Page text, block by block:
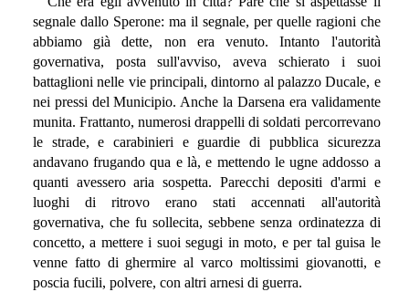
segnale dallo Sperone: ma il segnale, per quelle ragioni che
abbiamo già dette, non era venuto. Intanto l'autorità
governativa, posta sull'avviso, aveva schierato i suoi
battaglioni nelle vie principali, dintorno al palazzo Ducale, e
nei pressi del Municipio. Anche la Darsena era validamente
munita. Frattanto, numerosi drappelli di soldati percorrevano
le strade, e carabinieri e guardie di pubblica sicurezza
andavano frugando qua e là, e mettendo le ugne addosso a
quanti avessero aria sospetta. Parecchi depositi d'armi e
luoghi di ritrovo erano stati accennati all'autorità
governativa, che fu sollecita, sebbene senza ordinatezza di
concetto, a mettere i suoi segugi in moto, e per tal guisa le
venne fatto di ghermire al varco moltissimi giovanotti, e
poscia fucili, polvere, con altri arnesi di guerra.